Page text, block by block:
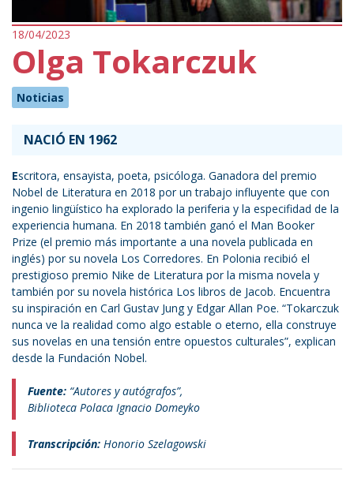
18/04/2023
Olga Tokarczuk
Noticias
NACIÓ EN 1962
Escritora, ensayista, poeta, psicóloga. Ganadora del premio
Nobel de Literatura en 2018 por un trabajo influyente que con
ingenio lingüístico ha explorado la periferia y la especifidad de la
experiencia humana. En 2018 también ganó el Man Booker
Prize (el premio más importante a una novela publicada en
inglés) por su novela Los Corredores. En Polonia recibió el
prestigioso premio Nike de Literatura por la misma novela y
también por su novela histórica Los libros de Jacob. Encuentra
su inspiración en Carl Gustav Jung y Edgar Allan Poe. “Tokarczuk
nunca ve la realidad como algo estable o eterno, ella construye
sus novelas en una tensión entre opuestos culturales”, explican
desde la Fundación Nobel.
Fuente: “Autores y autógrafos”,
Biblioteca Polaca Ignacio Domeyko
Transcripción: Honorio Szelagowski